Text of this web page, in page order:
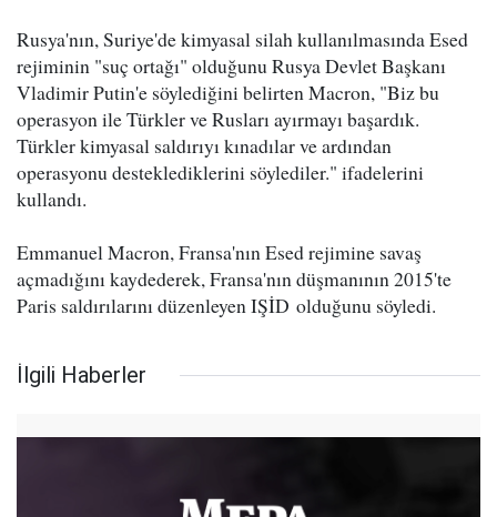
Rusya'nın, Suriye'de kimyasal silah kullanılmasında Esed
rejiminin "suç ortağı" olduğunu Rusya Devlet Başkanı
Vladimir Putin'e söylediğini belirten Macron, "Biz bu
operasyon ile Türkler ve Rusları ayırmayı başardık.
Türkler kimyasal saldırıyı kınadılar ve ardından
operasyonu desteklediklerini söylediler." ifadelerini
kullandı.
Emmanuel Macron, Fransa'nın Esed rejimine savaş
açmadığını kaydederek, Fransa'nın düşmanının 2015'te
Paris saldırılarını düzenleyen IŞİD olduğunu söyledi.
İlgili Haberler